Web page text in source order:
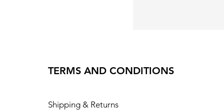
TERMS AND CONDITIONS
Shipping & Returns